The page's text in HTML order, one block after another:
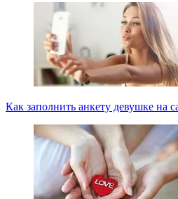
Как заполнить анкету девушке на